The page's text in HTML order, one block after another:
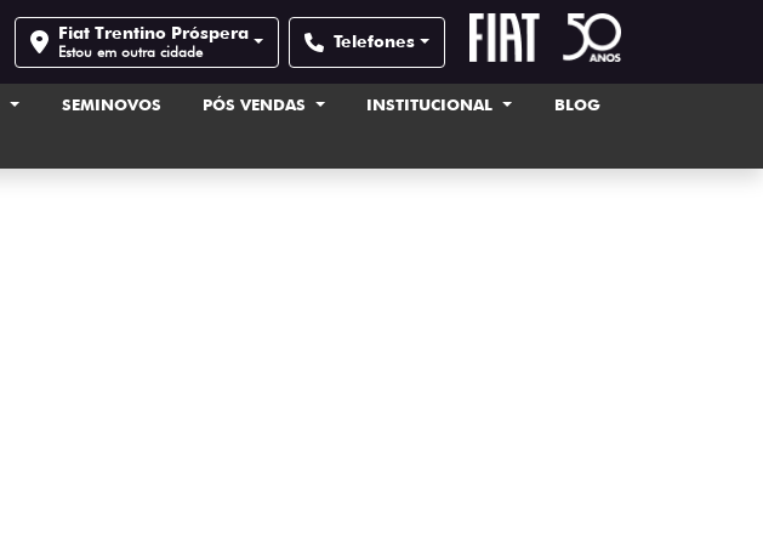
Fiat Trentino Próspera
Estou em outra cidade Telefones
SEMINOVOS PÓS VENDAS INSTITUCIONAL BLOG